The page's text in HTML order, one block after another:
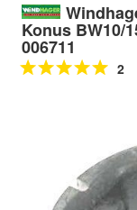
Konus BW10/
006711
2